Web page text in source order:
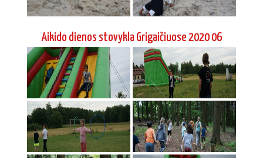
Aikido dienos stovykla Grigaičiuose 2020 06